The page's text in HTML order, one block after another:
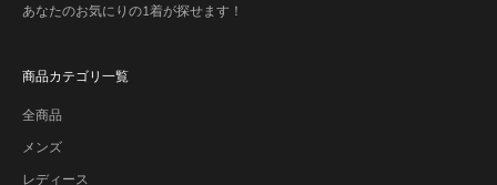
あなたのお気にりの1着が探せます！
商品カテゴリ一覧
全商品
メンズ
レディース